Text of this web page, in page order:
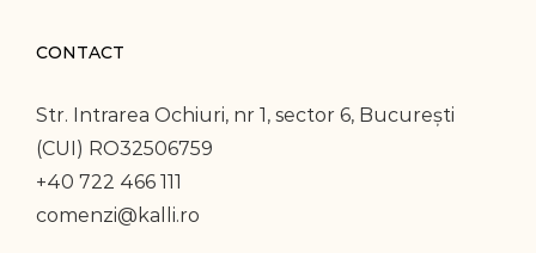
CONTACT
Str. Intrarea Ochiuri, nr 1, sector 6, București
(CUI) RO32506759
+40 722 466 111
comenzi@kalli.ro